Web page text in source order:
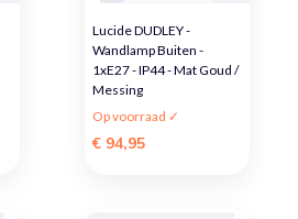
Lucide DUDLEY -
Wandlamp Buiten -
1xE27 - IP44 - Mat Goud /
Messing
Op voorraad ✓
€ 94,95